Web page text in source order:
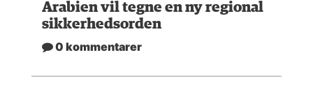
Arabien vil tegne en ny regional
sikkerhedsorden
0 kommentarer